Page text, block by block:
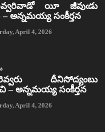
యీ జీవుఁడు
అన్నమయ్య సంకీర్తన
April 4, 2026
దీనిసోద్యంబు
– అన్నమయ్య సంకీర్తన
April 4, 2026